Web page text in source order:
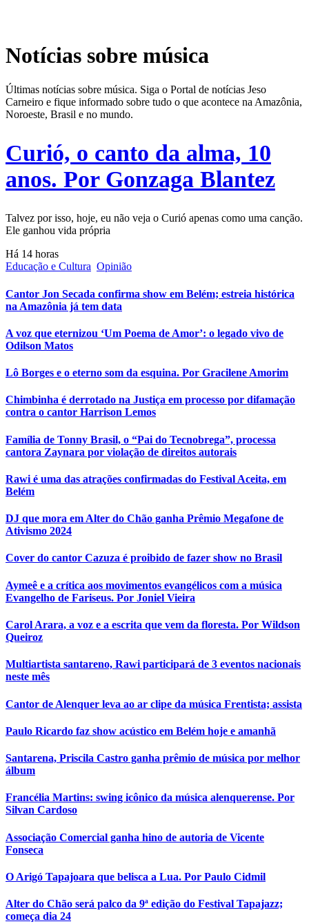
Notícias sobre música
Últimas notícias sobre música. Siga o Portal de notícias Jeso
Carneiro e fique informado sobre tudo o que acontece na Amazônia,
Noroeste, Brasil e no mundo.
Curió, o canto da alma, 10
anos. Por Gonzaga Blantez
Talvez por isso, hoje, eu não veja o Curió apenas como uma canção.
Ele ganhou vida própria
Há 14 horas
Educação e Cultura Opinião
Cantor Jon Secada confirma show em Belém; estreia histórica
na Amazônia já tem data
A voz que eternizou ‘Um Poema de Amor’: o legado vivo de
Odilson Matos
Lô Borges e o eterno som da esquina. Por Gracilene Amorim
Chimbinha é derrotado na Justiça em processo por difamação
contra o cantor Harrison Lemos
Família de Tonny Brasil, o “Pai do Tecnobrega”, processa
cantora Zaynara por violação de direitos autorais
Rawi é uma das atrações confirmadas do Festival Aceita, em
Belém
DJ que mora em Alter do Chão ganha Prêmio Megafone de
Ativismo 2024
Cover do cantor Cazuza é proibido de fazer show no Brasil
Aymeê e a crítica aos movimentos evangélicos com a música
Evangelho de Fariseus. Por Joniel Vieira
Carol Arara, a voz e a escrita que vem da floresta. Por Wildson
Queiroz
Multiartista santareno, Rawi participará de 3 eventos nacionais
neste mês
Cantor de Alenquer leva ao ar clipe da música Frentista; assista
Paulo Ricardo faz show acústico em Belém hoje e amanhã
Santarena, Priscila Castro ganha prêmio de música por melhor
álbum
Francélia Martins: swing icônico da música alenquerense. Por
Silvan Cardoso
Associação Comercial ganha hino de autoria de Vicente
Fonseca
O Arigó Tapajoara que belisca a Lua. Por Paulo Cidmil
Alter do Chão será palco da 9ª edição do Festival Tapajazz;
começa dia 24